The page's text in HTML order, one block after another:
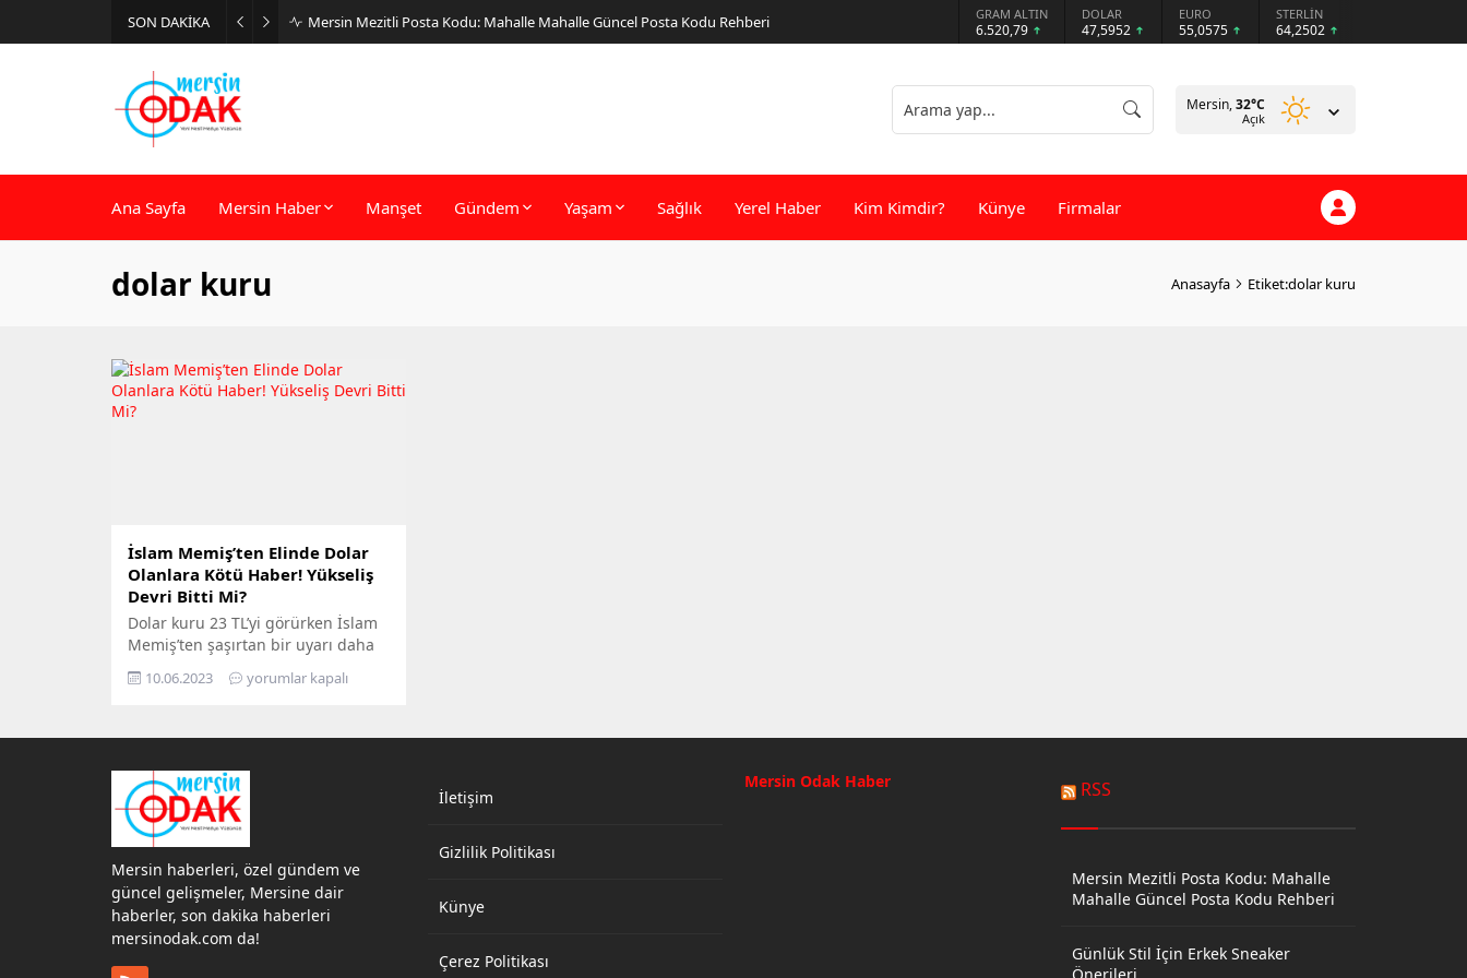
SON DAKİKA Mersin Mezitli Posta Kodu: Mahalle Mahalle Güncel Posta Kodu Rehberi GRAM ALTIN
6.520,79
DOLAR
47,5952
EURO
55,0575
STERLİN
64,2502
Mersin,32°C
Açık
Ana Sayfa Mersin Haber Manşet Gündem Yaşam Sağlık Yerel Haber Kim Kimdir? Künye Firmalar
dolar kuru Anasayfa Etiket:dolar kuru
İslam Memiş’ten Elinde Dolar
Olanlara Kötü Haber! Yükseliş
Devri Bitti Mi?
Dolar kuru 23 TL’yi görürken İslam
Memiş’ten şaşırtan bir uyarı daha
geldi. Dolarda düşüş bekleyen
Memiş’ten önemli açıklamalar
Memiş’e göre Haziran ayı sonunu
bekleyip alım yapmak için yeni bir
alım fırsat olarak
değerlendirilebilir. “Sağlıklı
yükselişlerde sağlıklı...
10.06.2023 yorumlar kapalı
Mersin haberleri, özel gündem ve
güncel gelişmeler, Mersine dair
haberler, son dakika haberleri
mersinodak.com da!
İletişim
Gizlilik Politikası
Künye
Çerez Politikası
Mersin Odak Haber RSS
Mersin Mezitli Posta Kodu: Mahalle
Mahalle Güncel Posta Kodu Rehberi
Günlük Stil İçin Erkek Sneaker